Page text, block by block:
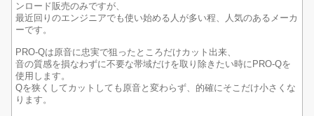
ンロード販売のみですが、
最近回りのエンジニアでも使い始める人が多い程、人気のあるメーカ
ーです。
PRO-Qは原音に忠実で狙ったところだけカット出来、
音の質感を損なわずに不要な帯域だけを取り除きたい時にPRO-Qを
使用します。
Qを狭くしてカットしても原音と変わらず、的確にそこだけ小さくな
ります。